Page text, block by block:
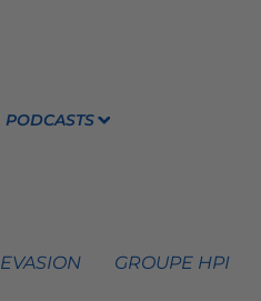
PODCASTS
GROUPE HPI